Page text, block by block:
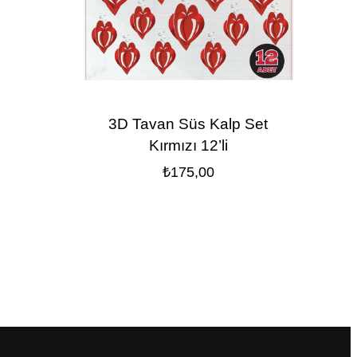
3D Tavan Süs Kalp Set
Kırmızı 12’li
₺175,00